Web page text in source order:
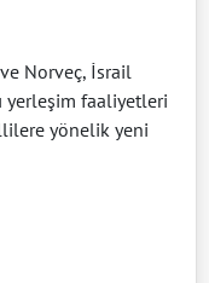
Norveç, İsrail
yerleşim faaliyetleri
yönelik yeni